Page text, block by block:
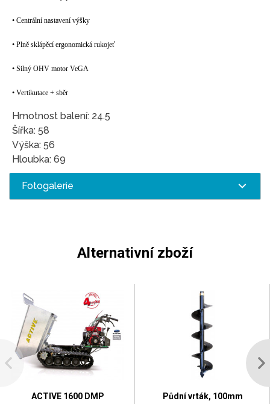
• Centrální nastavení výšky
• Plně sklápěcí ergonomická rukojeť
• Silný OHV motor VeGA
• Vertikutace + sběr
Hmotnost balení: 24.5
Šířka: 58
Výška: 56
Hloubka: 69
Fotogalerie
Alternativní zboží
ACTIVE 1600 DMP Půdní vrták, 100mm